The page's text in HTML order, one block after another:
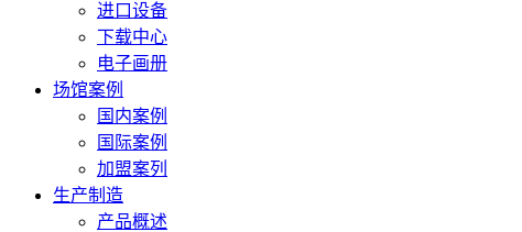
进口设备
下载中心
电子画册
场馆案例
国内案例
国际案例
加盟案列
生产制造
产品概述